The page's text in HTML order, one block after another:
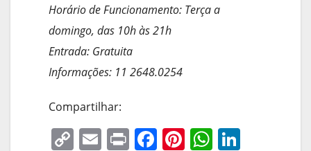
Horário de Funcionamento: Terça a
domingo, das 10h às 21h
Entrada: Gratuita
Informações: 11 2648.0254
Compartilhar:
C E Pr F Pi W